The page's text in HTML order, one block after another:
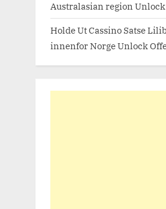
Australasian region
Holde Ut Cassino Satse
innenfor Norge Unlock